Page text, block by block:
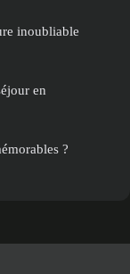
inoubliable
en
?